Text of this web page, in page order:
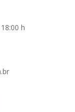
h